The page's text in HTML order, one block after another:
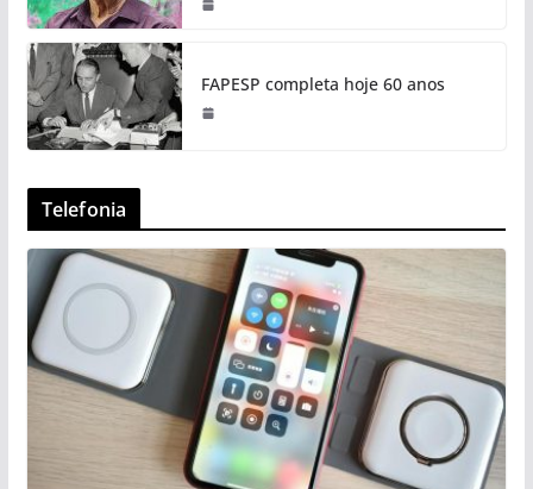
FAPESP completa hoje 60 anos
Telefonia